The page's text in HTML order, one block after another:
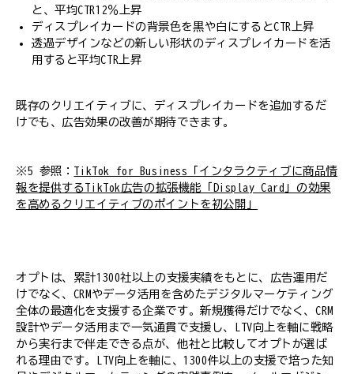
と、平均CTR12％上昇
ディスプレイカードの背景色を黒や白にするとCTR上昇
透過デザインなどの新しい形状のディスプレイカードを活
用すると平均CTR上昇
既存のクリエイティブに、ディスプレイカードを追加するだ
けでも、広告効果の改善が期待できます。
※5 参照： TikTok for Business「インタラクティブに商品情
報を提供するTikTok広告の拡張機能「Display Card」の効果
を高めるクリエイティブのポイントを初公開」
オプトは、累計1300社以上の支援実績をもとに、広告運用だ
けでなく、CRMやデータ活用を含めたデジタルマーケティング
全体の最適化を支援する企業です。新規獲得だけでなく、CRM
設計やデータ活用まで一気通貫で支援し、LTV向上を軸に戦略
から実行まで伴走できる点が、他社と比較してオプトが選ば
れる理由です。LTV向上を軸に、1300件以上の支援で培った知